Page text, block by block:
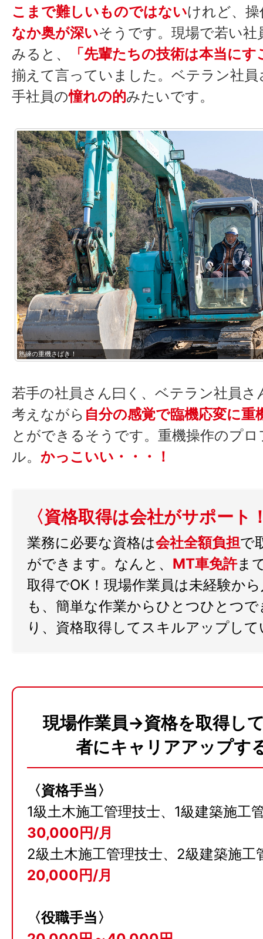
こまで難しいものではないけれど、
なか奥が深いそうです。現場で若い
みると、
「先輩たちの技術は本当にす
揃えて言っていました。ベテラン社
手社員の憧れの的みたいです。
熟練の重機さばき！
若手の社員さん曰く、ベテラン社員さ
考えながら 自分の感覚で臨機応変に重
とができるそうです。重機操作のプ
ル。 かっこいい・・・！
〈資格取得は会社がサポート
業務に必要な資格は会社全額負担で
ができます。なんと、 MT車免許ま
取得でOK！現場作業員は未経験か
も、簡単な作業からひとつひとつ
り、資格取得してスキルアップし
現場作業員→資格を取得し
者にキャリアアップす
〈資格手当〉
1級土木施工管理技士、1級建築施工
30,000円/月
2級土木施工管理技士、2級建築施工
20,000円/月
〈役職手当〉